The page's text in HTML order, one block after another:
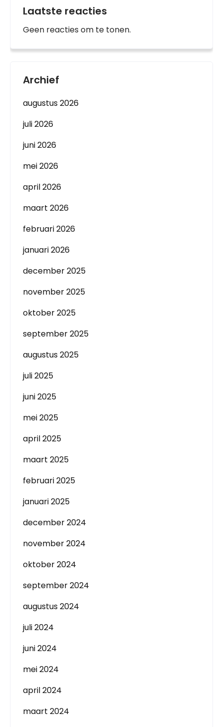
Laatste reacties
Geen reacties om te tonen.
Archief
augustus 2026
juli 2026
juni 2026
mei 2026
april 2026
maart 2026
februari 2026
januari 2026
december 2025
november 2025
oktober 2025
september 2025
augustus 2025
juli 2025
juni 2025
mei 2025
april 2025
maart 2025
februari 2025
januari 2025
december 2024
november 2024
oktober 2024
september 2024
augustus 2024
juli 2024
juni 2024
mei 2024
april 2024
maart 2024